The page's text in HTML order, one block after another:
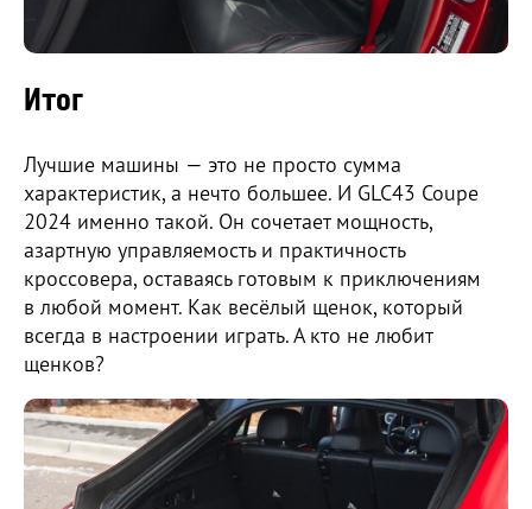
Итог
Лучшие машины — это не просто сумма
характеристик, а нечто большее. И GLC43 Coupe
2024 именно такой. Он сочетает мощность,
азартную управляемость и практичность
кроссовера, оставаясь готовым к приключениям
в любой момент. Как весёлый щенок, который
всегда в настроении играть. А кто не любит
щенков?